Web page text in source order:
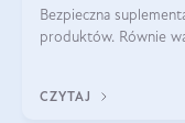
Bezpieczna
produktów. Równie
CZYTAJ